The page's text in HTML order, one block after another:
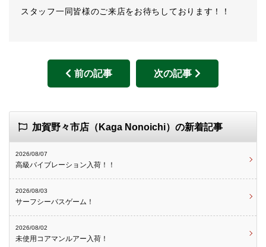
スタッフ一同皆様のご来店をお待ちしております！！
前の記事 次の記事
加賀野々市店（Kaga Nonoichi）の新着記事
2026/08/07
高級バイブレーション入荷！！
2026/08/03
サーフシーバスゲーム！
2026/08/02
未使用コアマンルアー入荷！